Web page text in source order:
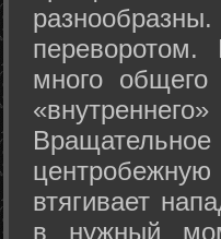
много
втягивает
в нужный